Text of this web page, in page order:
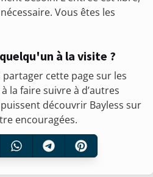
Vous êtes les
à la visite ?
partager cette page sur les
la faire suivre à d’autres
découvrir Bayless sur
encouragées.